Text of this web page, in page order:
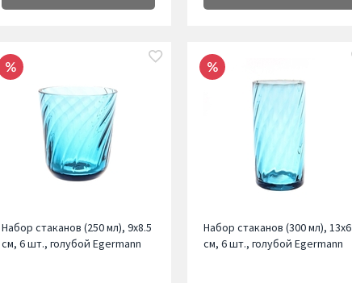
Набор стаканов (250 мл), 9х8.5
см, 6 шт., голубой Egermann
Набор стаканов (300 мл), 13х6
см, 6 шт., голубой Egermann